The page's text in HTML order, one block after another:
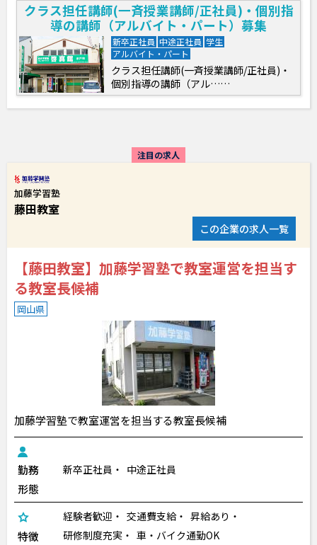
クラス担任講師(一斉授業講師/正社員)・個別指
導の講師（アルバイト・パート）募集
新卒正社員 中途正社員 学生
アルバイト・パート
クラス担任講師(一斉授業講師/正社員)・
個別指導の講師（アル……
注目の求人
加藤学習塾
藤田教室
この企業の求人一覧
【藤田教室】加藤学習塾で教室運営を担当す
る教室長候補
岡山県
加藤学習塾で教室運営を担当する教室長候補
勤務
形態
新卒正社員 中途正社員
特徴
経験者歓迎 交通費支給
昇給あり
研修制度充実
車・バイク通勤OK